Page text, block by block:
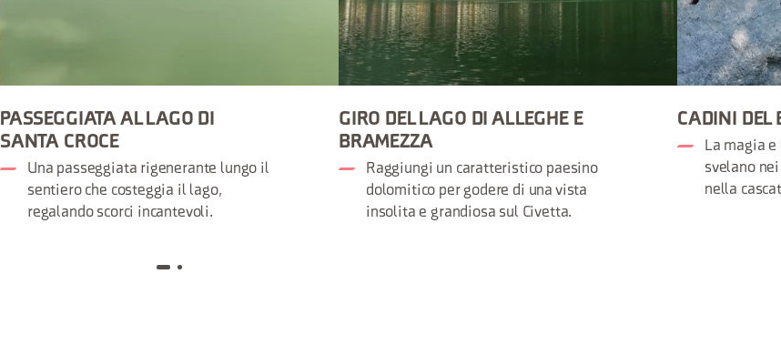
PASSEGGIATA AL LAGO DI
SANTA CROCE
Una passeggiata rigenerante lungo il
sentiero che costeggia il lago,
regalando scorci incantevoli.
GIRO DEL LAGO DI ALLEGHE E
BRAMEZZA
Raggiungi un caratteristico paesino
dolomitico per godere di una vista
insolita e grandiosa sul Civetta.
CADINI DEL
La magia e
svelano
nella